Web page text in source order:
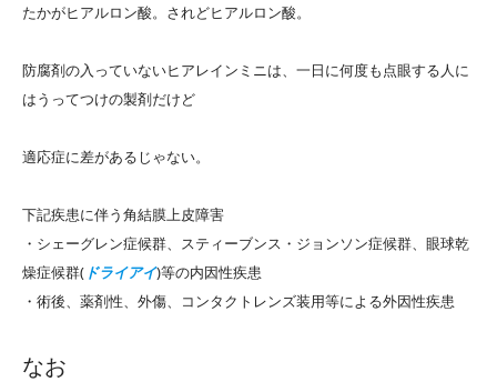
たかがヒアルロン酸。されどヒアルロン酸。
防腐剤の入っていないヒアレインミニは、一日に何度も点眼する人に
はうってつけの製剤だけど
適応症に差があるじゃない。
下記疾患に伴う角結膜上皮障害
・シェーグレン症候群、スティーブンス・ジョンソン症候群、眼球乾
燥症候群( ドライアイ)等の内因性疾患
・術後、薬剤性、外傷、コンタクトレンズ装用等による外因性疾患
なお